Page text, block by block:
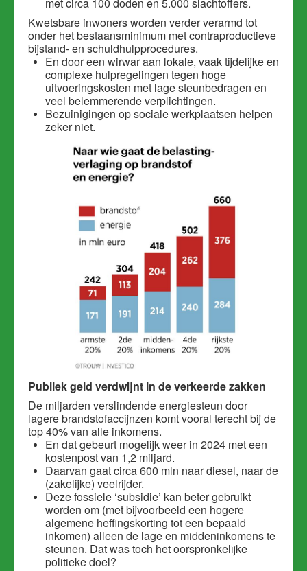
Kwetsbare inwoners worden verder verarmd tot
onder het bestaansminimum met contraproductieve
bijstand- en schuldhulpprocedures.
En door een wirwar aan lokale, vaak tijdelijke en
complexe hulpregelingen tegen hoge
uitvoeringskosten met lage steunbedragen en
veel belemmerende verplichtingen.
Bezuinigingen op sociale werkplaatsen helpen
zeker niet.
Publiek geld verdwijnt in de verkeerde zakken
De miljarden verslindende energiesteun door
lagere brandstofaccijnzen komt vooral terecht bij de
top 40% van alle inkomens.
En dat gebeurt mogelijk weer in 2024 met een
kostenpost van 1,2 miljard.
Daarvan gaat circa 600 mln naar diesel, naar de
(zakelijke) veelrijder.
Deze fossiele ‘subsidie’ kan beter gebruikt
worden om (met bijvoorbeeld een hogere
algemene heffingskorting tot een bepaald
inkomen) alleen de lage en middeninkomens te
steunen. Dat was toch het oorspronkelijke
politieke doel?